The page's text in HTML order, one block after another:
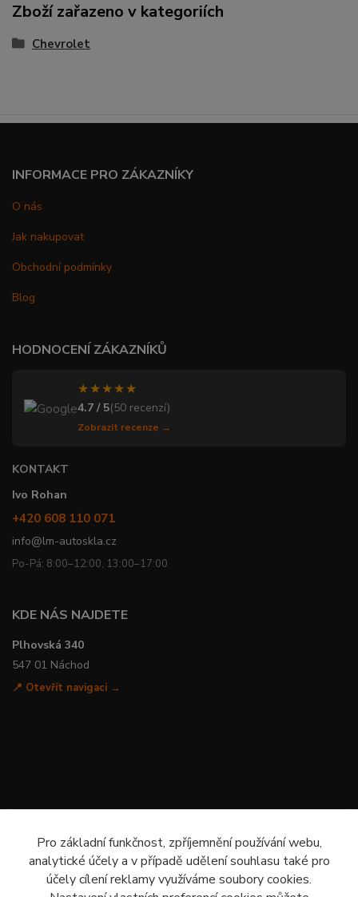
Zboží zařazeno v kategoriích
Chevrolet
INFORMACE PRO ZÁKAZNÍKY
O nás
Jak nakupovat
Obchodní podmínky
Blog
HODNOCENÍ ZÁKAZNÍKŮ
★★★★★
4.7 / 5(50 recenzí)
Zobrazit recenze →
KONTAKT
Ivo Rohan
+420 608 110 071
info@lm-autoskla.cz
Po-Pá: 8:00–12:00, 13:00–17:00
KDE NÁS NAJDETE
Plhovská 340
547 01 Náchod
📍 Otevřít navigaci →
Pro základní funkčnost, zpříjemnění používání webu,
analytické účely a v případě udělení souhlasu také pro
účely cílení reklamy využíváme soubory cookies.